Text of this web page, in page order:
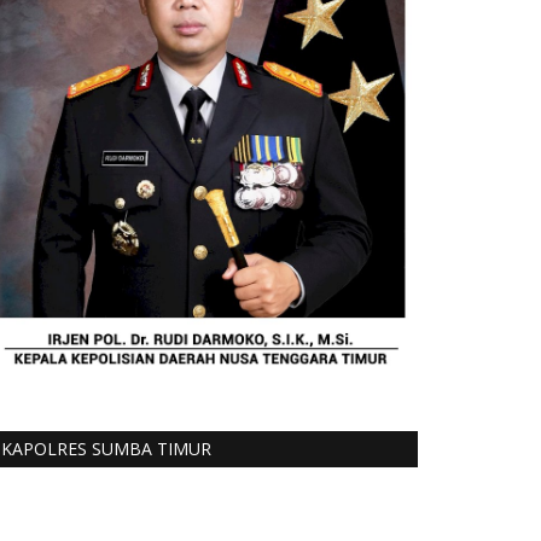
KAPOLRES SUMBA TIMUR